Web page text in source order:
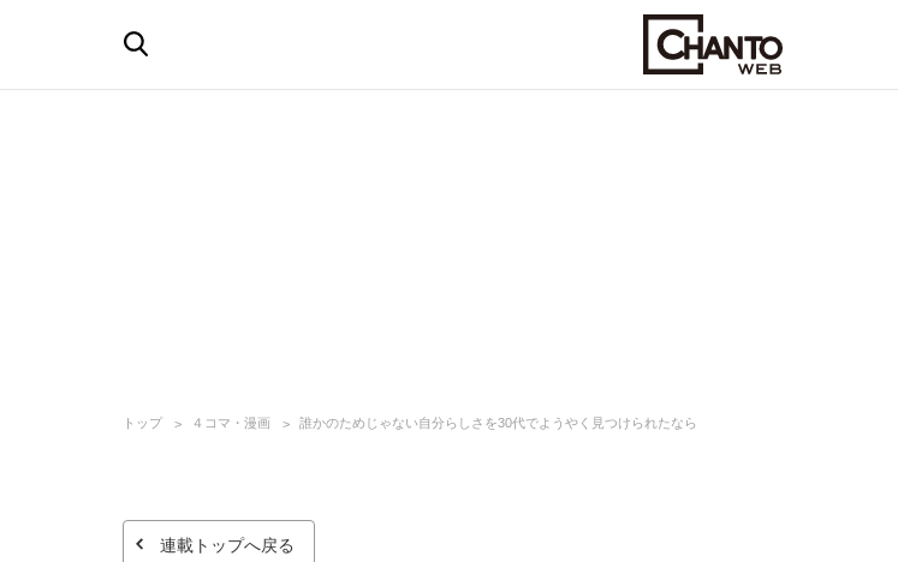
トップ ４コマ・漫画 誰かのためじゃない自分らしさを30代でようやく見つけられたなら
連載トップへ戻る